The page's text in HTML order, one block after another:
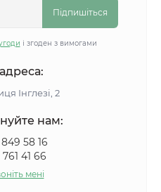
Підпишіться
і згоден з вимогами
Інглезі, 2
нам:
58 16
41 66
мені